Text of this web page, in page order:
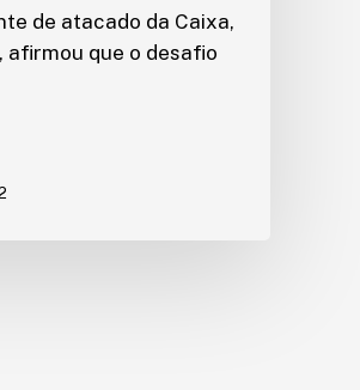
de atacado da Caixa,
afirmou que o desafio